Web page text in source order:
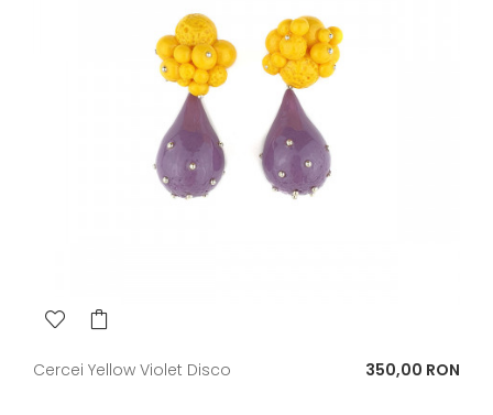
Cercei Yellow Violet Disco Pret
350,00 RON